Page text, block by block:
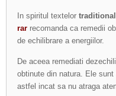
In spiritul textelor
rar recomanda ca remedii
de echilibrare a energiilor.
De aceea remediati
obtinute din natura. Ele
astfel incat sa nu atraga